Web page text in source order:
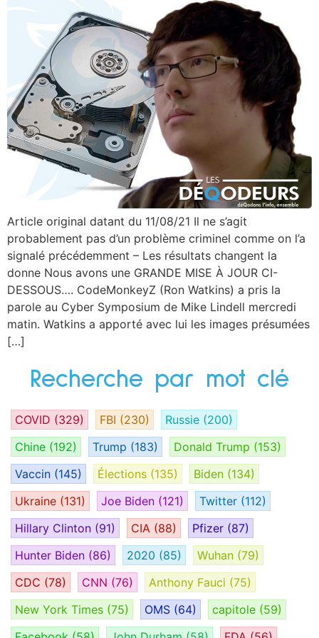
Article original datant du 11/08/21 Il ne s’agit
probablement pas d’un problème criminel comme on l’a
signalé précédemment – Les résultats changent la
donne Nous avons une GRANDE MISE À JOUR CI-
DESSOUS…. CodeMonkeyZ (Ron Watkins) a pris la
parole au Cyber Symposium de Mike Lindell mercredi
matin. Watkins a apporté avec lui les images présumées
[…]
Recherche par mot clé
COVID (329) FBI (230) Russie (200)
Chine (192) Trump (183) Donald Trump (153)
Vaccin (145) Élections (135) Biden (134)
Ukraine (131) Joe Biden (121) Twitter (112)
Hillary Clinton (91) CIA (88) Pfizer (87)
Hunter Biden (86) 2020 (85) Wuhan (79)
CDC (78) CNN (76) Anthony Fauci (75)
New York Times (75) OMS (64) capitole (59)